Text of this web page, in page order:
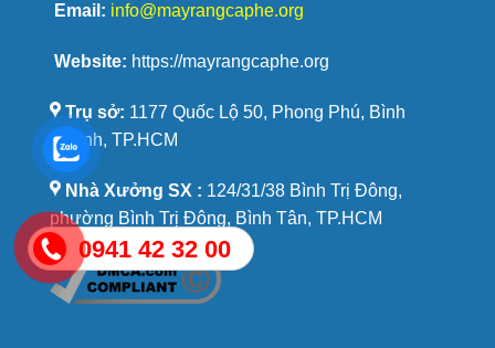
0941 42 32 00
Email: info@mayrangcaphe.org
Website: https://mayrangcaphe.org
Trụ sở: 1177 Quốc Lộ 50, Phong Phú, Bình
Chánh, TP.HCM
Nhà Xưởng SX : 124/31/38 Bình Trị Đông,
phường Bình Trị Đông, Bình Tân, TP.HCM